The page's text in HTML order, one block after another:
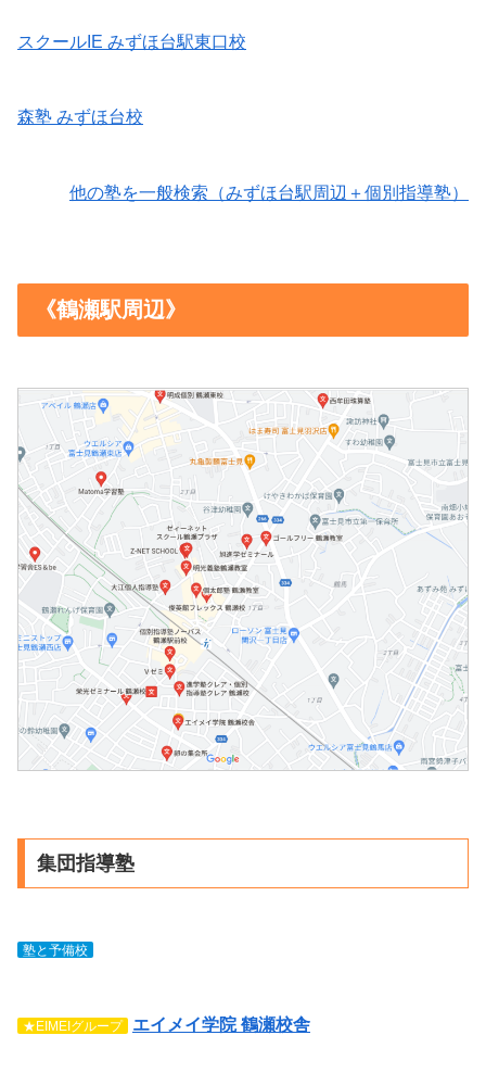
スクールIE みずほ台駅東口校
森塾 みずほ台校
他の塾を一般検索（みずほ台駅周辺＋個別指導塾）
《鶴瀬駅周辺》
集団指導塾
塾と予備校
★EIMEIグループ エイメイ学院 鶴瀬校舎